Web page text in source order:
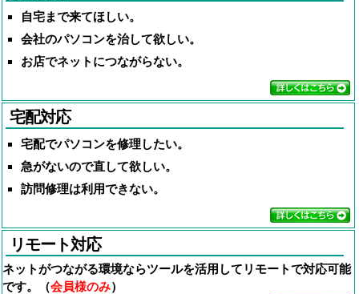
自宅まで来てほしい。
会社のパソコンを治して欲しい。
お店でネットにつながらない。
宅配対応
宅配でパソコンを修理したい。
急がないので直して欲しい。
訪問修理は利用できない。
リモート対応
ネットがつながる環境ならツールを活用してリモートで対応可能
です。（会員様のみ）